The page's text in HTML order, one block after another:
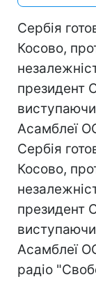
Сербія
Косово,
президент
виступаючи
Асамблеї
Сербія
Косово,
президент
виступаючи
Асамблеї
радіо